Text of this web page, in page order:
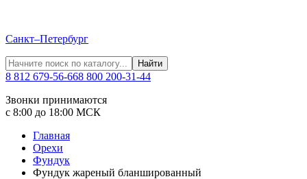
Санкт–Петербург
Найти
8 812 679-56-668 800 200-31-44
Звонки принимаются
с 8:00 до 18:00 МСК
Главная
Орехи
Фундук
Фундук жареный бланшированный